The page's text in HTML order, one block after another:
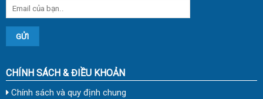
CHÍNH SÁCH & ĐIỀU KHOẢN
Chính sách và quy định chung